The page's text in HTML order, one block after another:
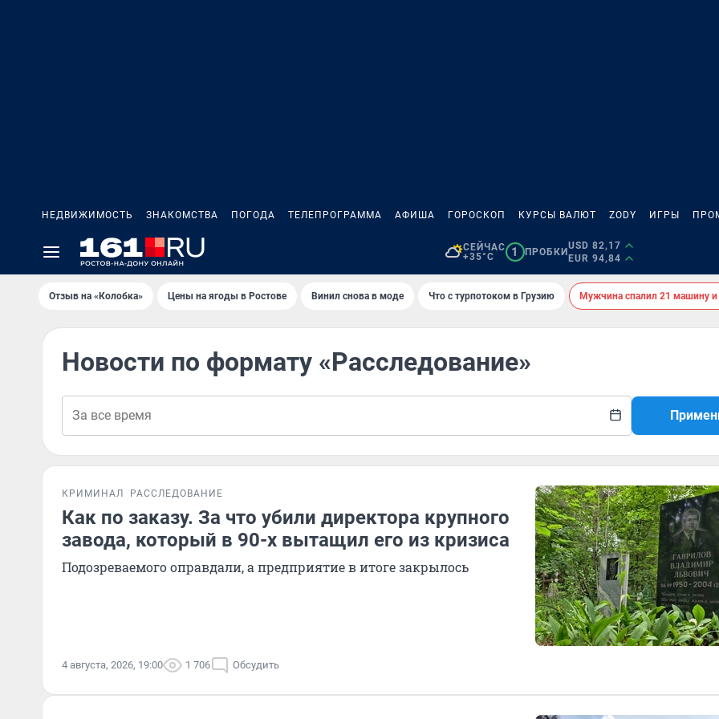
НЕДВИЖИМОСТЬ ЗНАКОМСТВА ПОГОДА ТЕЛЕПРОГРАММА АФИША ГОРОСКОП КУРСЫ ВАЛЮТ ZODY ИГРЫ
СЕЙЧАС
+35°C
1 ПРОБКИ
USD 82,17
EUR 94,84
Отзыв на «Колобка» Цены на ягоды в Ростове Винил снова в моде Что с турпотоком в Грузию Мужчина спалил 21 машину
Новости по формату «Расследование»
КРИМИНАЛ РАССЛЕДОВАНИЕ
Как по заказу. За что убили директора крупного
завода, который в 90-х вытащил его из кризиса
Подозреваемого оправдали, а предприятие в итоге закрылось
4 августа, 2026, 19:00 1 706 Обсудить